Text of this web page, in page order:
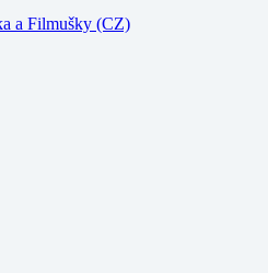
a Filmušky (CZ)